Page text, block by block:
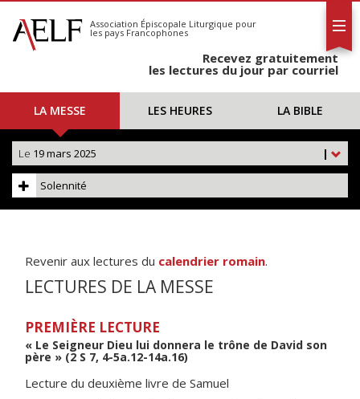
S'abonner
Calendrier
Association Épiscopale Liturgique pour
les pays Francophones
Recevez gratuitement
les lectures du jour par courriel
LA MESSE LES HEURES LA BIBLE
|
Le 19 mars 2025
Solennité
Revenir aux lectures du calendrier romain.
LECTURES DE LA MESSE
PREMIÈRE LECTURE
« Le Seigneur Dieu lui donnera le trône de David son
père » (2 S 7, 4-5a.12-14a.16)
Lecture du deuxième livre de Samuel